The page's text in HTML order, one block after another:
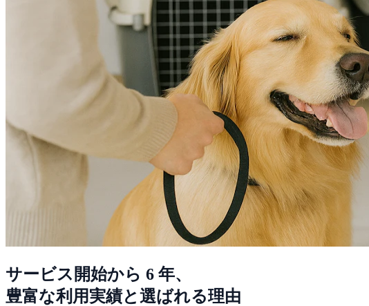
サービス開始から 6 年、
豊富な利用実績と選ばれる理由